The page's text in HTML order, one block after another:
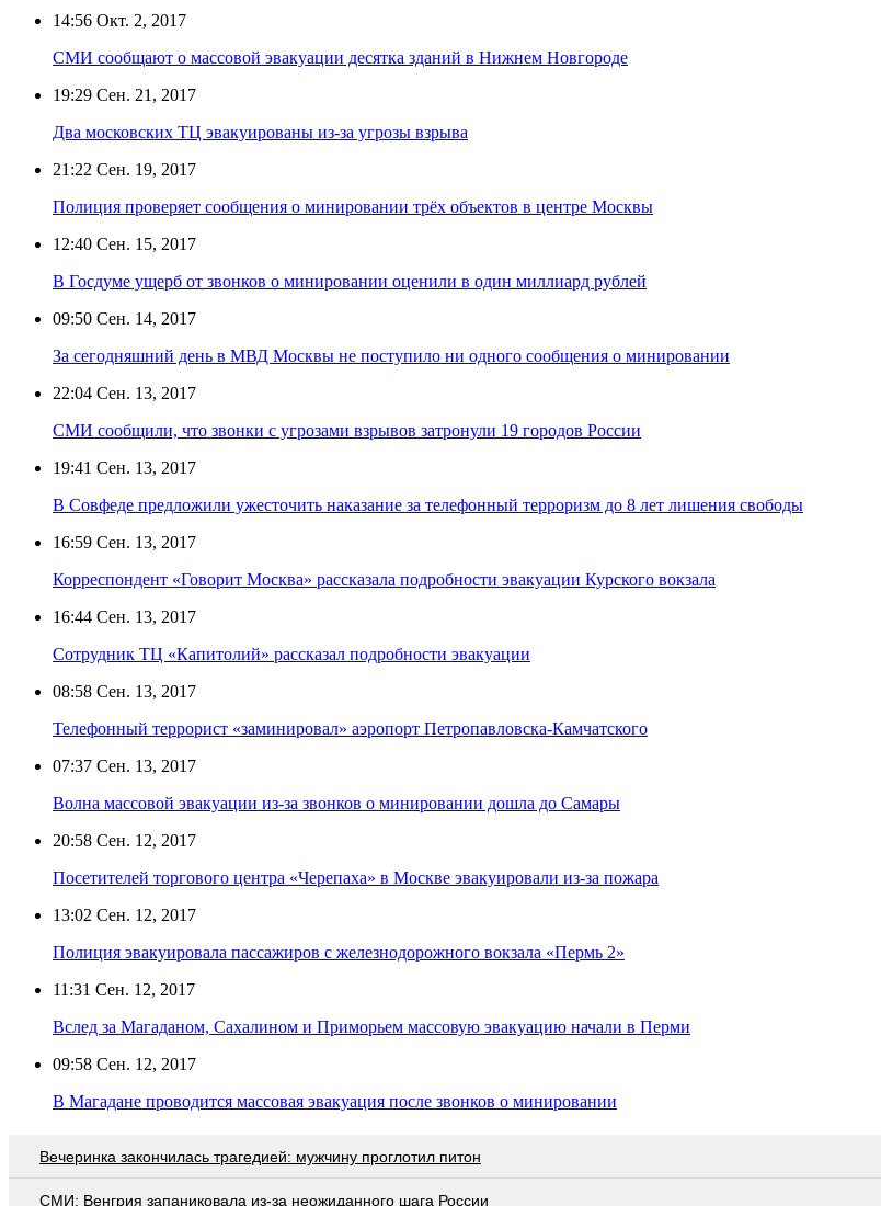
14:56 Окт. 2, 2017
СМИ сообщают о массовой эвакуации десятка зданий в Нижнем Новгороде
19:29 Сен. 21, 2017
Два московских ТЦ эвакуированы из-за угрозы взрыва
21:22 Сен. 19, 2017
Полиция проверяет сообщения о минировании трёх объектов в центре Москвы
12:40 Сен. 15, 2017
В Госдуме ущерб от звонков о минировании оценили в один миллиард рублей
09:50 Сен. 14, 2017
За сегодняшний день в МВД Москвы не поступило ни одного сообщения о минировании
22:04 Сен. 13, 2017
СМИ сообщили, что звонки с угрозами взрывов затронули 19 городов России
19:41 Сен. 13, 2017
В Совфеде предложили ужесточить наказание за телефонный терроризм до 8 лет лишения свободы
16:59 Сен. 13, 2017
Корреспондент «Говорит Москва» рассказала подробности эвакуации Курского вокзала
16:44 Сен. 13, 2017
Сотрудник ТЦ «Капитолий» рассказал подробности эвакуации
08:58 Сен. 13, 2017
Телефонный террорист «заминировал» аэропорт Петропавловска-Камчатского
07:37 Сен. 13, 2017
Волна массовой эвакуации из-за звонков о минировании дошла до Самары
20:58 Сен. 12, 2017
Посетителей торгового центра «Черепаха» в Москве эвакуировали из-за пожара
13:02 Сен. 12, 2017
Полиция эвакуировала пассажиров с железнодорожного вокзала «Пермь 2»
11:31 Сен. 12, 2017
Вслед за Магаданом, Сахалином и Приморьем массовую эвакуацию начали в Перми
09:58 Сен. 12, 2017
В Магадане проводится массовая эвакуация после звонков о минировании
Вечеринка закончилась трагедией: мужчину проглотил питон
СМИ: Венгрия запаниковала из-за неожиданного шага России